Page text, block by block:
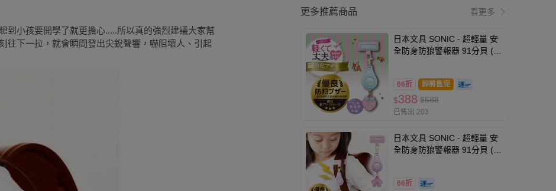
到小孩要開學了就更擔心.....所以真的強烈建議大家幫
往下一拉，就會瞬間發出尖銳聲響，嚇阻壞人、引起
更多推薦商品 看更多
日本文具 SONIC - 超輕量 安
全防身防狼警報器 91分貝 (附
66折 即將售完
$388 $588
已售出 203
日本文具 SONIC - 超輕量 安
全防身防狼警報器 91分貝 (附
66折